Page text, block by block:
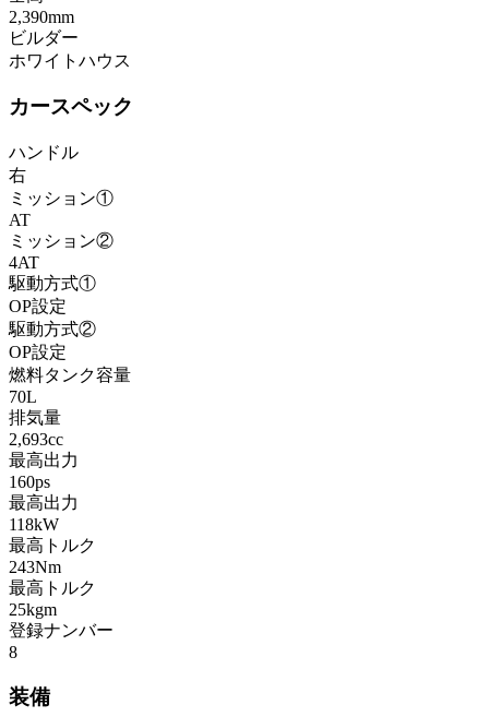
2,390mm
ビルダー
ホワイトハウス
カースペック
ハンドル
右
ミッション①
AT
ミッション②
4AT
駆動方式①
OP設定
駆動方式②
OP設定
燃料タンク容量
70L
排気量
2,693cc
最高出力
160ps
最高出力
118kW
最高トルク
243Nm
最高トルク
25kgm
登録ナンバー
8
装備